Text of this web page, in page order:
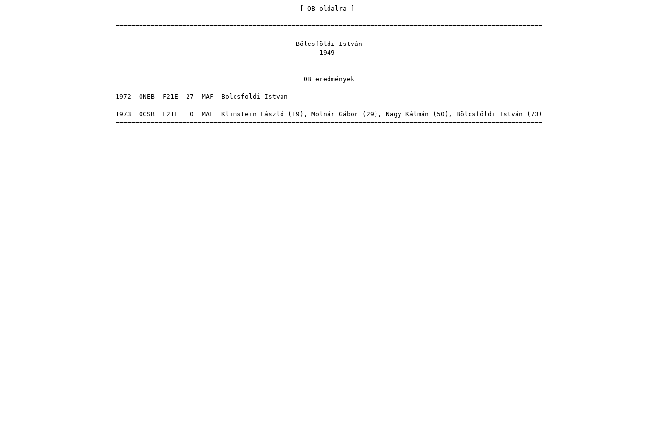
OB oldalra
=============================================================================================================
Bölcsföldi István
1949
OB eredmények
-------------------------------------------------------------------------------------------------------------
1972 ONEB F21E 27 MAF Bölcsföldi István
-------------------------------------------------------------------------------------------------------------
1973 OCSB F21E 10 MAF Klimstein László ( 19 ), Molnár Gábor ( 29 ), Nagy Kálmán ( 50 ), Bölcsföldi István ( 73 )
=============================================================================================================